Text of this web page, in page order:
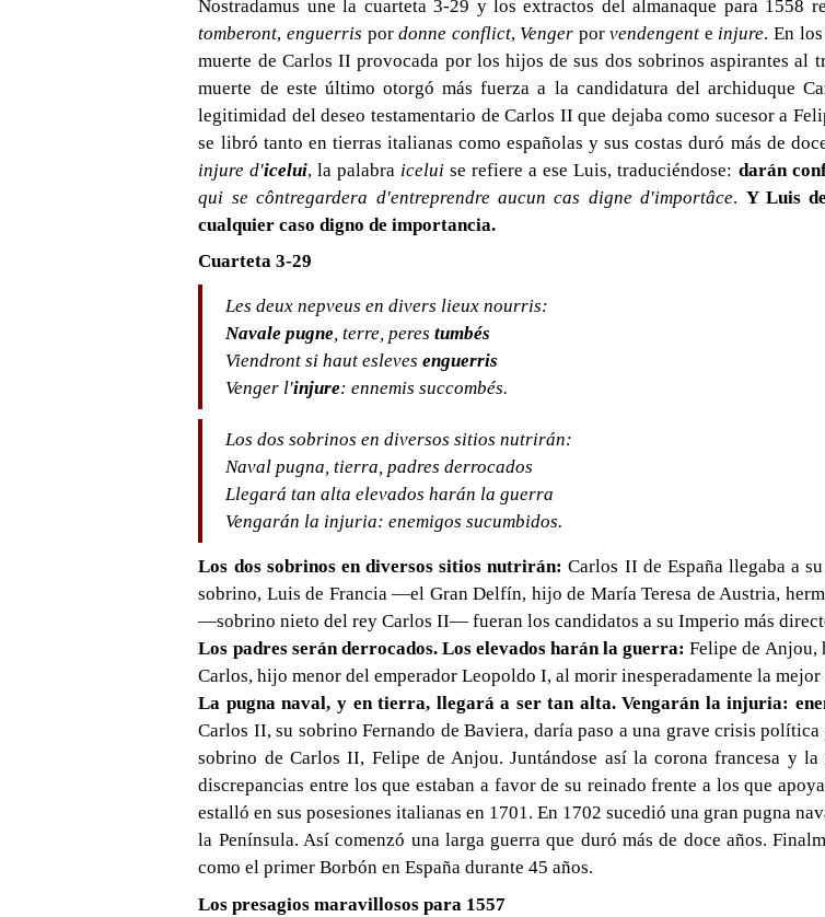
Nostradamus une la cuarteta 3-29 y los extractos del almanaque para 1558
tomberont, enguerris pordonne conflict, Venger porvendengent e injure. En
muerte de Carlos II provocada por los hijos de sus dos sobrinos aspirantes al
muerte de este último otorgó más fuerza a la candidatura del archiduque
legitimidad del deseo testamentario de Carlos II que dejaba como sucesor a
se libró tanto en tierras italianas como españolas y sus costas duró más de
injure d'icelui, la palabra icelui se refiere a ese Luis, traduciéndose: darán
qui se côntregardera d'entreprendre aucun cas digne d'importâce. Y Luis
cualquier caso digno de importancia.
Cuarteta 3-29
Les deux nepveus en divers lieux nourris:
Navale pugne, terre, perestumbés
Viendront si haut eslevesenguerris
Venger l'injure: ennemis succombés.
Los dos sobrinos en diversos sitios nutrirán:
Naval pugna, tierra, padres derrocados
Llegará tan alta elevados harán la guerra
Vengarán la injuria: enemigos sucumbidos.
Los dos sobrinos en diversos sitios nutrirán: Carlos II de España llegaba a
sobrino, Luis de Francia —el Gran Delfín, hijo de María Teresa de Austria,
—sobrino nieto del rey Carlos II— fueran los candidatos a su Imperio más
Los padres serán derrocados. Los elevados harán la guerra: Felipe de Anjou,
Carlos, hijo menor del emperador Leopoldo I, al morir inesperadamente la
La pugna naval, y en tierra, llegará a ser tan alta. Vengarán la injuria:
Carlos II, su sobrino Fernando de Baviera, daría paso a una grave crisis
sobrino de Carlos II, Felipe de Anjou. Juntándose así la corona francesa y
discrepancias entre los que estaban a favor de su reinado frente a los que
estalló en sus posesiones italianas en 1701. En 1702 sucedió una gran pugna
la Península. Así comenzó una larga guerra que duró más de doce años.
como el primer Borbón en España durante 45 años.
Los presagios maravillosos para 1557